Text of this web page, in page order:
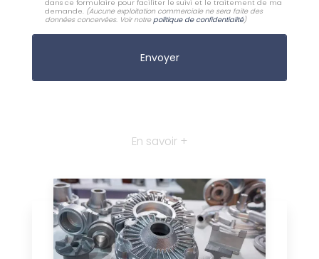
dans ce formulaire pour faciliter le suivi et le traitement de ma
demande. (Aucune exploitation commerciale ne sera faite des
données concervées. Voir notrepolitique de confidentialité)
En savoir +